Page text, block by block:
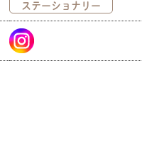
ステーショナリー